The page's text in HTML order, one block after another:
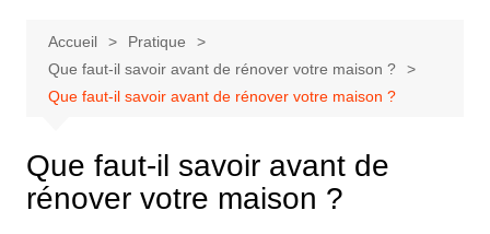
Accueil
Pratique
Que faut-il savoir avant de rénover votre maison ?
Que faut-il savoir avant de rénover votre maison ?
Que faut-il savoir avant de
rénover votre maison ?